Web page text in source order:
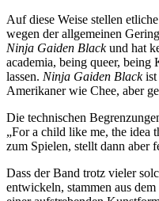
Auf diese Weise stellen
wegen der allgemeinen
Ninja Gaiden Blackund hat
academia, being queer,
lassen. Ninja Gaiden Blackist
Amerikaner wie Chee, aber
Die technischen
„For a child like me, the idea
zum Spielen, stellt dann aber
Dass der Band trotz vieler
entwickeln, stammen aus